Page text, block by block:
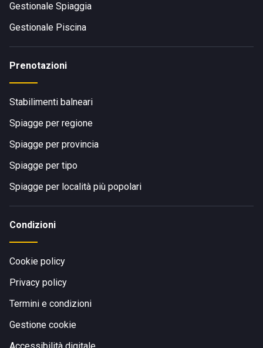
Gestionale Spiaggia
Gestionale Piscina
Prenotazioni
Stabilimenti balneari
Spiagge per regione
Spiagge per provincia
Spiagge per tipo
Spiagge per località più popolari
Condizioni
Cookie policy
Privacy policy
Termini e condizioni
Gestione cookie